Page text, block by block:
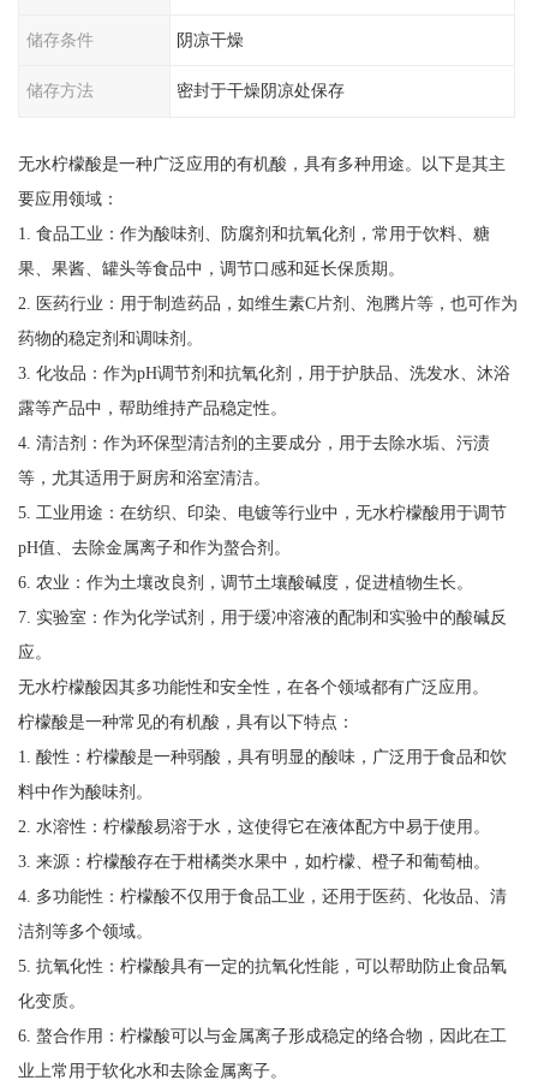
储存条件 阴凉干燥
储存方法 密封于干燥阴凉处保存
无水柠檬酸是一种广泛应用的有机酸，具有多种用途。以下是其主
要应用领域：
1. 食品工业：作为酸味剂、防腐剂和抗氧化剂，常用于饮料、糖
果、果酱、罐头等食品中，调节口感和延长保质期。
2. 医药行业：用于制造药品，如维生素C片剂、泡腾片等，也可作为
药物的稳定剂和调味剂。
3. 化妆品：作为pH调节剂和抗氧化剂，用于护肤品、洗发水、沐浴
露等产品中，帮助维持产品稳定性。
4. 清洁剂：作为环保型清洁剂的主要成分，用于去除水垢、污渍
等，尤其适用于厨房和浴室清洁。
5. 工业用途：在纺织、印染、电镀等行业中，无水柠檬酸用于调节
pH值、去除金属离子和作为螯合剂。
6. 农业：作为土壤改良剂，调节土壤酸碱度，促进植物生长。
7. 实验室：作为化学试剂，用于缓冲溶液的配制和实验中的酸碱反
应。
无水柠檬酸因其多功能性和安全性，在各个领域都有广泛应用。
柠檬酸是一种常见的有机酸，具有以下特点：
1. 酸性：柠檬酸是一种弱酸，具有明显的酸味，广泛用于食品和饮
料中作为酸味剂。
2. 水溶性：柠檬酸易溶于水，这使得它在液体配方中易于使用。
3. 来源：柠檬酸存在于柑橘类水果中，如柠檬、橙子和葡萄柚。
4. 多功能性：柠檬酸不仅用于食品工业，还用于医药、化妆品、清
洁剂等多个领域。
5. 抗氧化性：柠檬酸具有一定的抗氧化性能，可以帮助防止食品氧
化变质。
6. 螯合作用：柠檬酸可以与金属离子形成稳定的络合物，因此在工
业上常用于软化水和去除金属离子。